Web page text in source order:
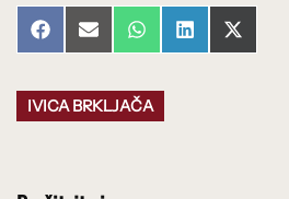
Share
on
FacebookShare
on
Email Share
on
WhatsAppShare
on
LinkedInShare
on
X
IVICA BRKLJAČA